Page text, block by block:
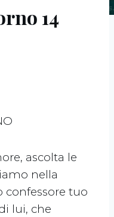
14
ascolta le
nella
confessore tuo
lui, che